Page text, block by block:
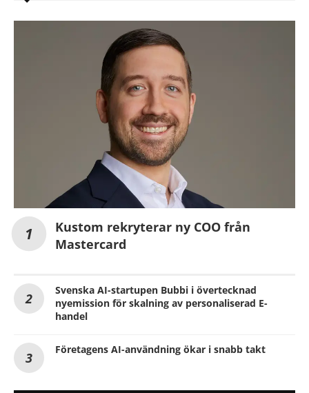
Kustom rekryterar ny COO från
Mastercard
Svenska AI-startupen Bubbi i övertecknad
nyemission för skalning av personaliserad E-
handel
Företagens AI-användning ökar i snabb takt